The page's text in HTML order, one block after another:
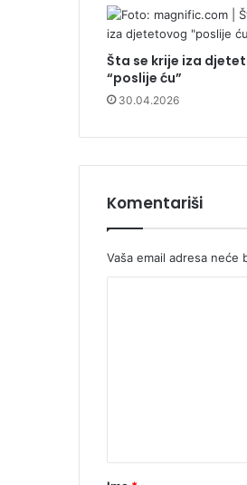
Šta se krije iza
“poslije ću”
30.04.2026
Komentariši
Vaša email adresa neće
r